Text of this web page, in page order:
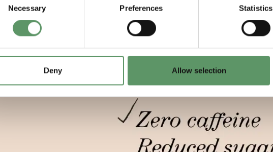
Necessary Preferences Statistics
Deny Allow selection